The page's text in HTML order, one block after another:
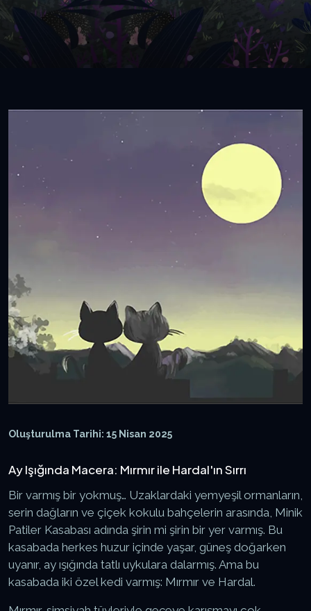
Oluşturulma Tarihi: 15 Nisan 2025
Ay Işığında Macera: Mırmır ile Hardal'ın Sırrı
Bir varmış bir yokmuş… Uzaklardaki yemyeşil ormanların,
serin dağların ve çiçek kokulu bahçelerin arasında, Minik
Patiler Kasabası adında şirin mi şirin bir yer varmış. Bu
kasabada herkes huzur içinde yaşar, güneş doğarken
uyanır, ay ışığında tatlı uykulara dalarmış. Ama bu
kasabada iki özel kedi varmış: Mırmır ve Hardal.